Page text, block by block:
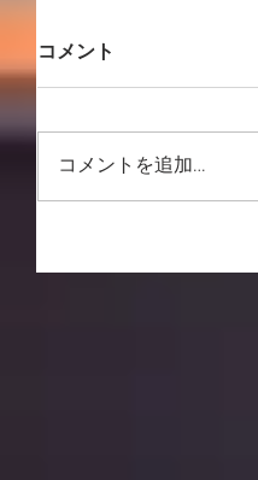
コメント
コメントを追加…